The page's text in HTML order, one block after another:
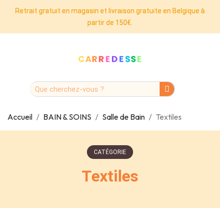
Retrait gratuit en magasin et livraison gratuite en Belgique à
partir de 150€.
Accueil BAIN & SOINS Salle de Bain Textiles
CATÉGORIE
Textiles